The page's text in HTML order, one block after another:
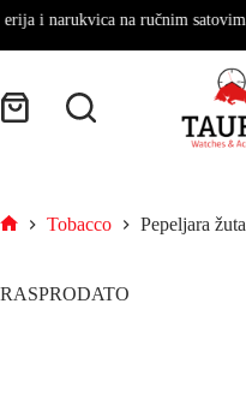
i narukvica na ručnim satovima
Tobacco Pepeljara žuta
RASPRODATO